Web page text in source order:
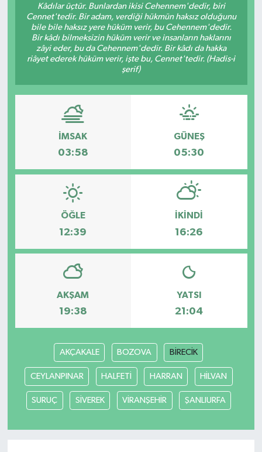
Kâdılar üçtür. Bunlardan ikisi Cehennem'dedir, biri
Cennet'tedir. Bir adam, verdiği hükmün haksız olduğunu
bile bile haksız yere hüküm verir, bu Cehennem'dedir.
Bir kâdı bilmeksizin hüküm verir ve insanların haklarını
zâyi eder, bu da Cehennem'dedir. Bir kâdı da hakka
riâyet ederek hüküm verir, işte bu, Cennet'tedir. (Hadis-i
şerif)
İMSAK
03:58
GÜNEŞ
05:30
ÖĞLE
12:39
İKINDI
16:26
AKŞAM
19:38
YATSI
21:04
AKÇAKALE BOZOVA BİRECİK
CEYLANPINAR HALFETİ HARRAN HİLVAN
SURUÇ SİVEREK VİRANŞEHİR ŞANLIURFA